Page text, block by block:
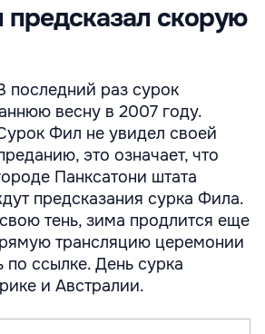
скорую
последний раз сурок
весну в 2007 году.
Фил не увидел своей
это означает, что
Панксатони штата
предсказания сурка Фила.
тень, зима продлится еще
трансляцию церемонии
ссылке. День сурка
и Австралии.